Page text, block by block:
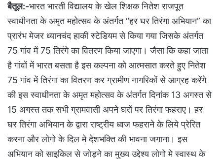
बैतूल:-भारत भारती विद्यालय के खेल शिक्षक नितेश राजपूत
स्वाधीनता के अमृत महोत्सव के अंतर्गत “हर घर तिरंगा अभियान” का
प्रारंभ मेजर ध्यानचंद हाकी स्टेडियम से किया गया जिसके अंतर्गत
75 गांव में 75 तिरंगे का वितरण किया जाएगा। जैसा कि कहा जाता
है गांवों में भारत बसता है इस कल्पना को आत्मसात करते हुए नितेश
75 गांव में तिरंगा का वितरण कर ग्रामीण नागरिकों से आग्रह करेंगे
की इस स्वाधीनता के अमृत महोत्सव के अंतर्गत दिनांक 13 अगस्त से
15 अगस्त तक सभी ग्रामवासी अपने घरों पर तिरंगा फहराए। हर
घर तिरंगा अभियान के द्वारा राष्ट्रीय ध्वज फहराने के लिये प्रेरित
करना और लोगो के दिल मे देशभक्ति की भावना जगाना। इस
अभियान को साइकिल से जोड़ने का मुख्य उद्देश्य लोगो मे स्वास्थ के